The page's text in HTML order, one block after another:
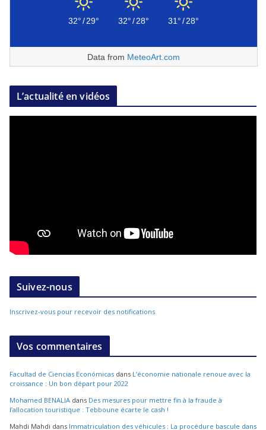
32°/29° 32°/28° 31°/28°
Data from MeteoArt.com
L’actualité en vidéos
Suivez-nous
Inscrivez-vous pour recevoir des notifications
Vos commentaires
Facultad de Ciencias Económicas dans L’économie nationale renoue avec la
croissance : Un bon départ pour 2022
Mohamed BENALIA dans Des mesures pour mettre fin à la fraude à
l’allocation touristique : Tebboune écarte le cash !
Mahdi Mahdi dans Immatriculation des véhicules : La procédure bascule dans